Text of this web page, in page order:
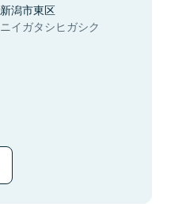
新潟市東区
ニイガタシヒガシク